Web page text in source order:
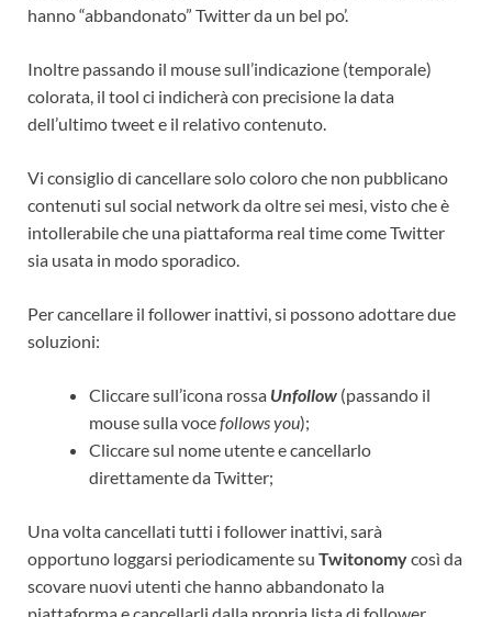
hanno “abbandonato” Twitter da un bel po’.
Inoltre passando il mouse sull’indicazione (temporale)
colorata, il tool ci indicherà con precisione la data
dell’ultimo tweet e il relativo contenuto.
Vi consiglio di cancellare solo coloro che non pubblicano
contenuti sul social network da oltre sei mesi, visto che è
intollerabile che una piattaforma real time come Twitter
sia usata in modo sporadico.
Per cancellare il follower inattivi, si possono adottare due
soluzioni:
Cliccare sull’icona rossa Unfollow (passando il
mouse sulla vocefollows you);
Cliccare sul nome utente e cancellarlo
direttamente da Twitter;
Una volta cancellati tutti i follower inattivi, sarà
opportuno loggarsi periodicamente su Twitonomycosì da
scovare nuovi utenti che hanno abbandonato la